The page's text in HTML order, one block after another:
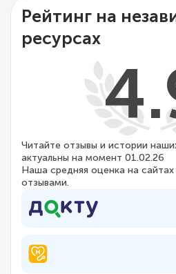
Рейтинг на
ресурсах
Читайте отзывы и истории
актуальны на момент 01.02.26
Наша средняя оценка на
отзывами.